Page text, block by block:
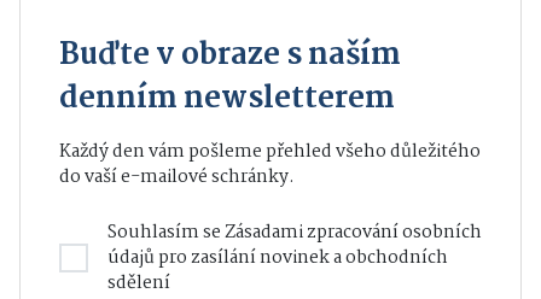
Buďte v obraze s naším
denním newsletterem
Každý den vám pošleme přehled všeho důležitého
do vaší e-mailové schránky.
Souhlasím seZásadami zpracování osobních
údajůpro zasílání novinek a obchodních
sdělení